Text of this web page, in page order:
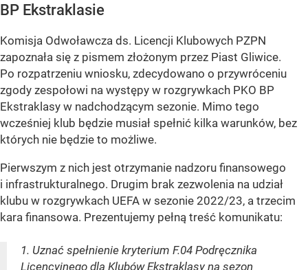
BP Ekstraklasie
Komisja Odwoławcza ds. Licencji Klubowych PZPN
zapoznała się z pismem złożonym przez Piast Gliwice.
Po rozpatrzeniu wniosku, zdecydowano o przywróceniu
zgody zespołowi na występy w rozgrywkach PKO BP
Ekstraklasy w nadchodzącym sezonie. Mimo tego
wcześniej klub będzie musiał spełnić kilka warunków, bez
których nie będzie to możliwe.
Pierwszym z nich jest otrzymanie nadzoru finansowego
i infrastrukturalnego. Drugim brak zezwolenia na udział
klubu w rozgrywkach UEFA w sezonie 2022/23, a trzecim
kara finansowa. Prezentujemy pełną treść komunikatu:
1. Uznać spełnienie kryterium F.04 Podręcznika
Licencyjnego dla Klubów Ekstraklasy na sezon